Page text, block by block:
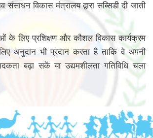
संसाधन विकास मंत्रालय द्वारा सब्सिडी दी जाती
के लिए प्रशिक्षण और कौशल विकास कार्यक्रम
अनुदान भी प्रदान करता है ताकि वे अपनी
बढ़ा सकें या उद्यमशीलता गतिविधि चला